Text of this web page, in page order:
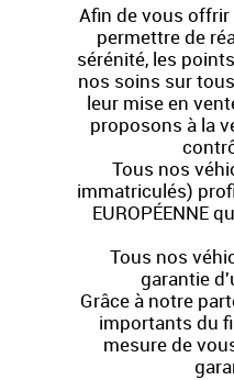
Afin de vous
permettre de
sérénité, les
nos soins sur
leur mise en
proposons à la
Tous nos
immatriculés)
EUROPÉENNE
Tous nos
garantie
Grâce à notre
importants du
mesure de